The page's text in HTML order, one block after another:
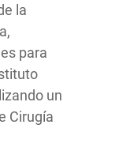
la
para
un
Cirugía